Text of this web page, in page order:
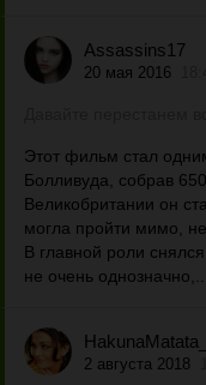
Assassins17
20 мая 2016
Этот фильм стал
Болливуда, собрав
Великобритании он
могла пройти мимо, не
В главной роли
не очень однозначно,...
2 августа 2018